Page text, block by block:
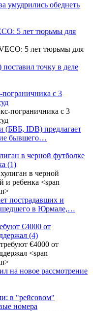
умудрились обеднеть
5 лет тюрьмы для
точку в деле
пограничника с 3
(БВБ, IDB) предлагает
бывшего…
в черной футболке
(1)
пострадавших и
в Юрмале,…
€4000 от
(4)
на новое рассмотрение
в "рейсовом"
номера